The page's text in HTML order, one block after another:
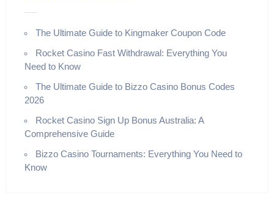
The Ultimate Guide to Kingmaker Coupon Code
Rocket Casino Fast Withdrawal: Everything You
Need to Know
The Ultimate Guide to Bizzo Casino Bonus Codes
2026
Rocket Casino Sign Up Bonus Australia: A
Comprehensive Guide
Bizzo Casino Tournaments: Everything You Need to
Know